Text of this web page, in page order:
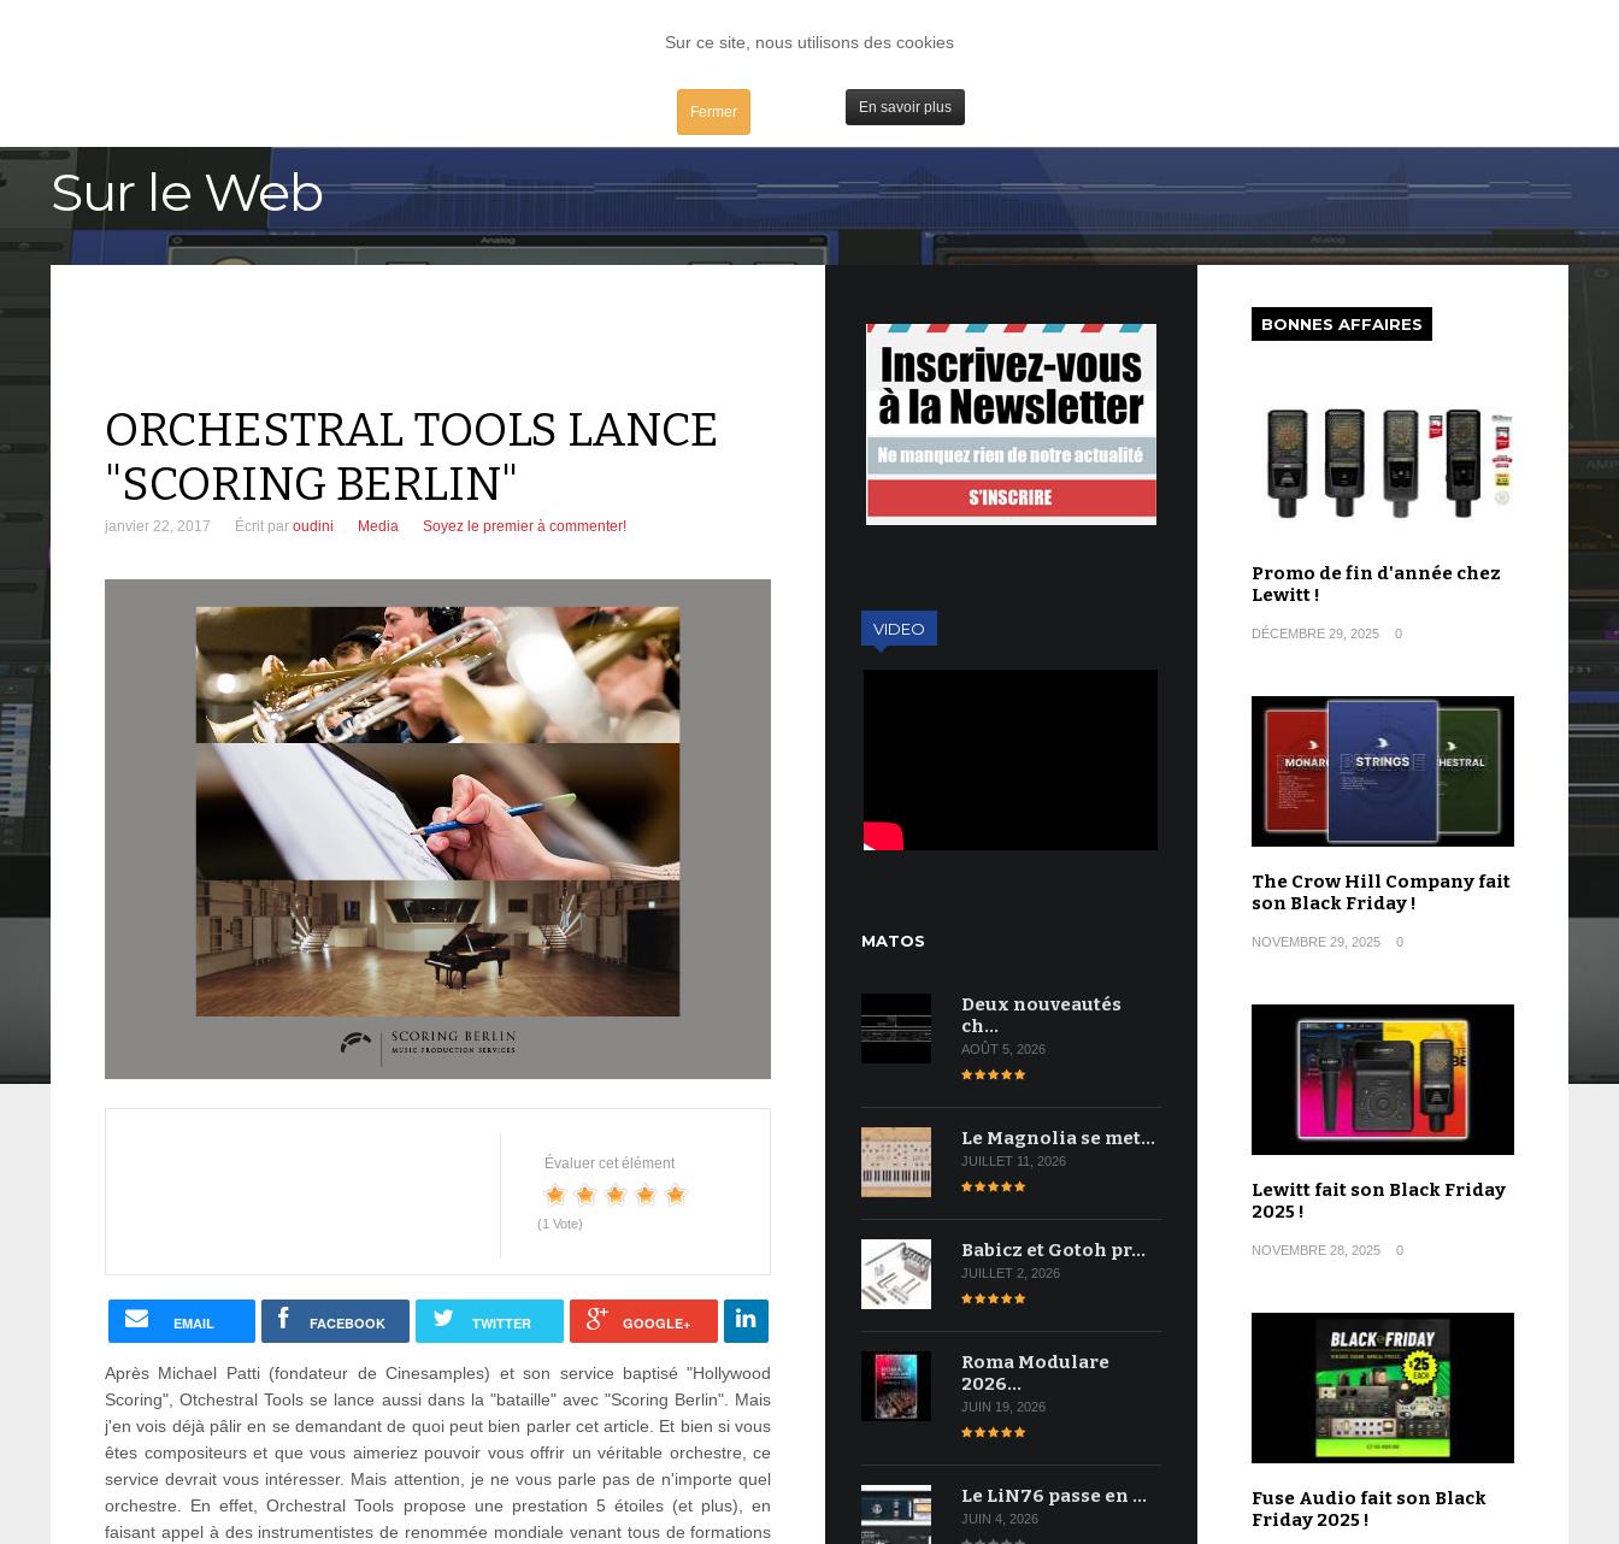
Sur ce site, nous utilisons des cookies
Fermer En savoir plus
TESTS IBIDULES / MAC PLUGS / IV
Sur le Web
ORCHESTRAL TOOLS LANCE
"SCORING BERLIN"
janvier 22, 2017 Écrit par oudini Media Soyez le premier à commenter!
Évaluer cet élément
(1 Vote)
EMAIL FACEBOOK TWITTER GOOGLE+
Après Michael Patti (fondateur de Cinesamples) et son service baptisé "Hollywood
Scoring", Otchestral Tools se lance aussi dans la "bataille" avec "Scoring Berlin". Mais
j'en vois déjà pâlir en se demandant de quoi peut bien parler cet article. Et bien si vous
êtes compositeurs et que vous aimeriez pouvoir vous offrir un véritable orchestre, ce
service devrait vous intéresser. Mais attention, je ne vous parle pas de n'importe quel
orchestre. En effet, Orchestral Tools propose une prestation 5 étoiles (et plus), en
faisant appel à des instrumentistes de renommée mondiale venant tous de formations
VIDEO
MATOS
Deux nouveautés
ch…
AOÛT 5, 2026
Le Magnolia se met…
JUILLET 11, 2026
Babicz et Gotoh pr…
JUILLET 2, 2026
Roma Modulare
2026…
JUIN 19, 2026
Le LiN76 passe en …
JUIN 4, 2026
BONNES AFFAIRES
Promo de fin d'année chez
Lewitt !
DÉCEMBRE 29, 2025 0
The Crow Hill Company fait
son Black Friday !
NOVEMBRE 29, 2025 0
Lewitt fait son Black Friday
2025 !
NOVEMBRE 28, 2025 0
Fuse Audio fait son Black
Friday 2025 !